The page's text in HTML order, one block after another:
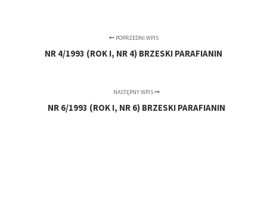
POPRZEDNI WPIS
NR 4/1993 (ROK I, NR 4) BRZESKI PARAFIANIN
NASTĘPNY WPIS
NR 6/1993 (ROK I, NR 6) BRZESKI PARAFIANIN